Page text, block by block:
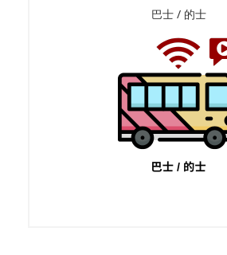
巴士 / 的士